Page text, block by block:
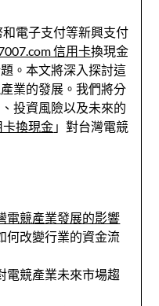
電子支付等新興支付
信用卡換現金
。本文將深入探討這
業的發展。我們將分
投資風險以及未來的
卡換現金 」對台灣電競
電競產業發展的影響
何改變行業的資金流
電競產業未來市場趨